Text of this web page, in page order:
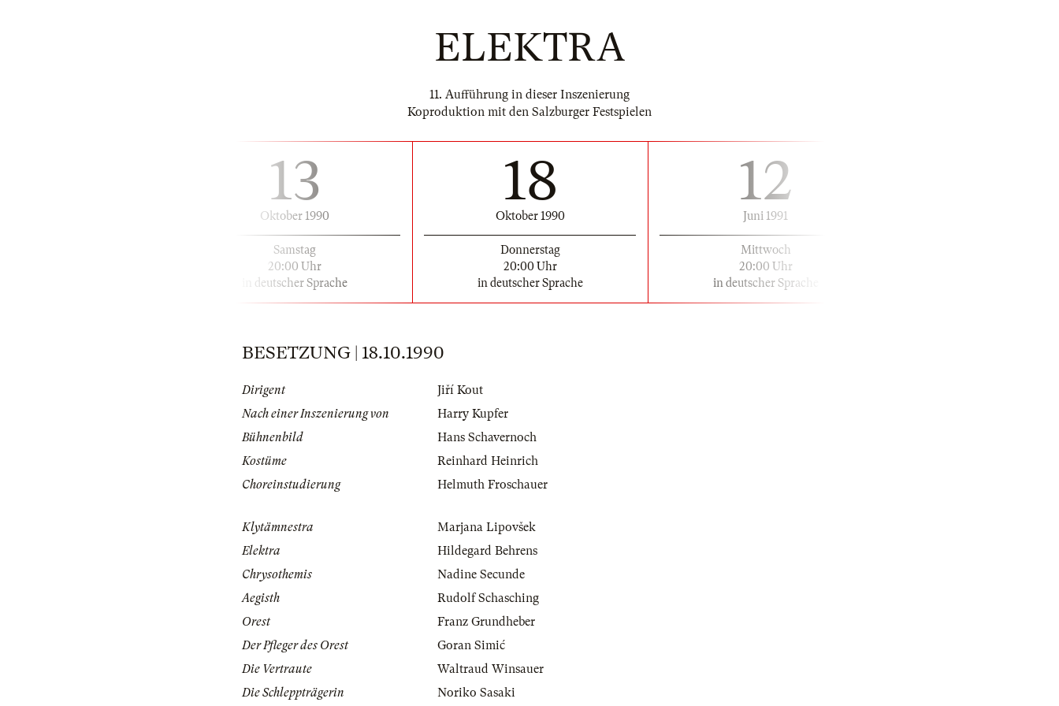
ELEKTRA
11. Aufführung in dieser Inszenierung
Koproduktion mit den Salzburger Festspielen
13
Oktober 1990
Samstag
20:00 Uhr
in deutscher Sprache
18
Oktober 1990
Donnerstag
20:00 Uhr
in deutscher Sprache
12
Juni 1991
Mittwoch
20:00 Uhr
in deutscher Sprache
BESETZUNG | 18.10.1990
Dirigent
Jiří Kout
Nach einer Inszenierung von
Harry Kupfer
Bühnenbild
Hans Schavernoch
Kostüme
Reinhard Heinrich
Choreinstudierung
Helmuth Froschauer
Klytämnestra
Marjana Lipovšek
Elektra
Hildegard Behrens
Chrysothemis
Nadine Secunde
Aegisth
Rudolf Schasching
Orest
Franz Grundheber
Der Pfleger des Orest
Goran Simić
Die Vertraute
Waltraud Winsauer
Die Schleppträgerin
Noriko Sasaki